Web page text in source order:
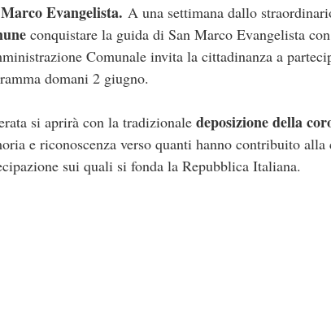
Evangelista. A una settimana dallo
conquistare la guida di San Marco Evangelista
Comunale invita la cittadinanza a
domani 2 giugno.
si aprirà con la tradizionale deposizione della
e riconoscenza verso quanti hanno contribuito
sui quali si fonda la Repubblica Italiana.